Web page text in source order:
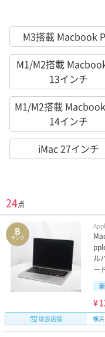
M3搭載 Macbook
M1/M2搭載
13インチ
M1/M2搭載
14インチ
iMac 27インチ
24点
B
ランク
ル
ー
¥
取扱店舗
横